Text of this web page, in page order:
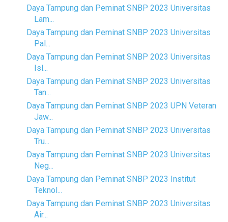
Daya Tampung dan Peminat SNBP 2023 Universitas
Lam...
Daya Tampung dan Peminat SNBP 2023 Universitas
Pal...
Daya Tampung dan Peminat SNBP 2023 Universitas
Isl...
Daya Tampung dan Peminat SNBP 2023 Universitas
Tan...
Daya Tampung dan Peminat SNBP 2023 UPN Veteran
Jaw...
Daya Tampung dan Peminat SNBP 2023 Universitas
Tru...
Daya Tampung dan Peminat SNBP 2023 Universitas
Neg...
Daya Tampung dan Peminat SNBP 2023 Institut
Teknol...
Daya Tampung dan Peminat SNBP 2023 Universitas
Air...